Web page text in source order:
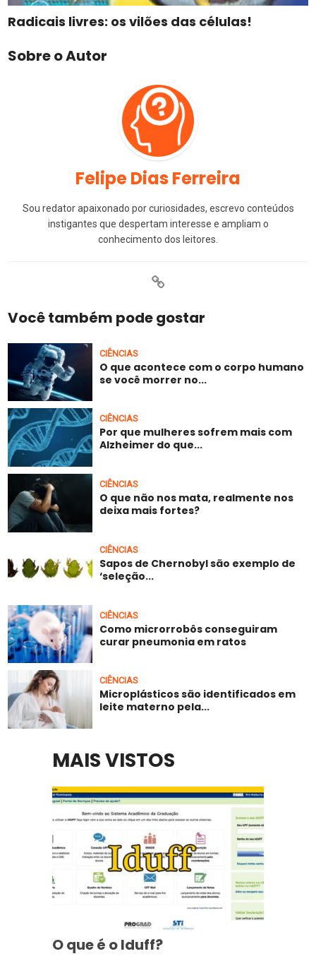
Radicais livres: os vilões das células!
Sobre o Autor
Felipe Dias Ferreira
Sou redator apaixonado por curiosidades, escrevo conteúdos
instigantes que despertam interesse e ampliam o
conhecimento dos leitores.
Você também pode gostar
CIÊNCIAS
O que acontece com o corpo humano
se você morrer no...
CIÊNCIAS
Por que mulheres sofrem mais com
Alzheimer do que...
CIÊNCIAS
O que não nos mata, realmente nos
deixa mais fortes?
CIÊNCIAS
Sapos de Chernobyl são exemplo de
‘seleção...
CIÊNCIAS
Como microrrobôs conseguiram
curar pneumonia em ratos
CIÊNCIAS
Microplásticos são identificados em
leite materno pela...
MAIS VISTOS
O que é o Iduff?